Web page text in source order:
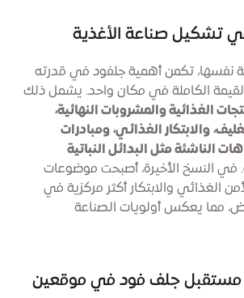
تشكيل صناعة الأغذية
نفسها، تكمن أهمية جلفود في قدرته
الكاملة في مكان واحد. يشمل ذلك
الغذائية والمشروبات النهائية،
والابتكار الغذائي، ومبادرات
الناشئة مثل البدائل النباتية
. في النسخ الأخيرة، أصبحت موضوعات
الغذائي والابتكار أكثر مركزية في
مما يعكس أولويات الصناعة
مستقبل جلف فود في موقعين